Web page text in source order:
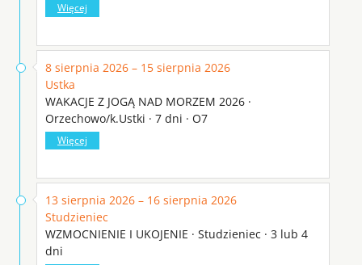
Więcej
8 sierpnia 2026 – 15 sierpnia 2026
Ustka
WAKACJE Z JOGĄ NAD MORZEM 2026 ·
Orzechowo/k.Ustki · 7 dni · O7
Więcej
13 sierpnia 2026 – 16 sierpnia 2026
Studzieniec
WZMOCNIENIE I UKOJENIE · Studzieniec · 3 lub 4
dni